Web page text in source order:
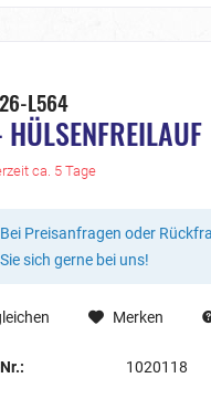
L564
ca. 5 Tage
Bei Preisanfragen oder
Sie sich gerne bei uns!
Merken
1020118